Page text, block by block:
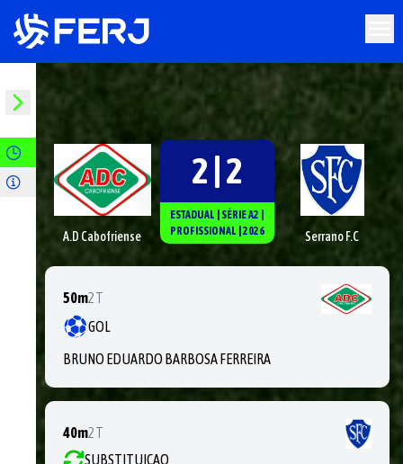
A.D Cabofriense
2 | 2
ESTADUAL SÉRIEA2
PROFISSIONAL 2026 Serrano F.C
50m2T
GOL
BRUNO EDUARDO BARBOSA FERREIRA
40m2T
SUBSTITUICAO